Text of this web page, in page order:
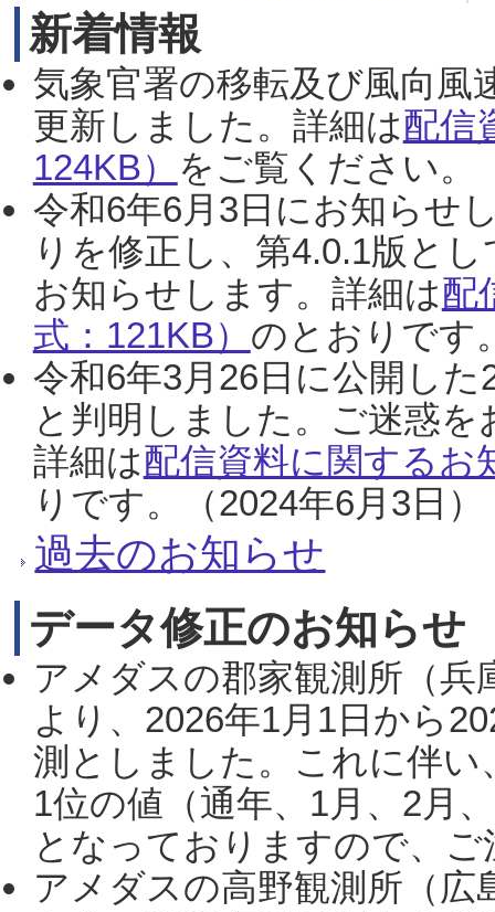
新着情報
気象官署の移転及び風向風
更新しました。詳細は配信
124KB） をご覧ください。
令和6年6月3日にお知らせ
りを修正し、第4.0.1版と
お知らせします。詳細は配
式：121KB） のとおりです
令和6年3月26日に公開し
と判明しました。ご迷惑
詳細は配信資料に関するお
りです。（2024年6月3日）
過去のお知らせ
データ修正のお知らせ
アメダスの郡家観測所（
より、2026年1月1日から
測としました。これに伴い
1位の値（通年、1月、2月
となっておりますので、
アメダスの高野観測所（